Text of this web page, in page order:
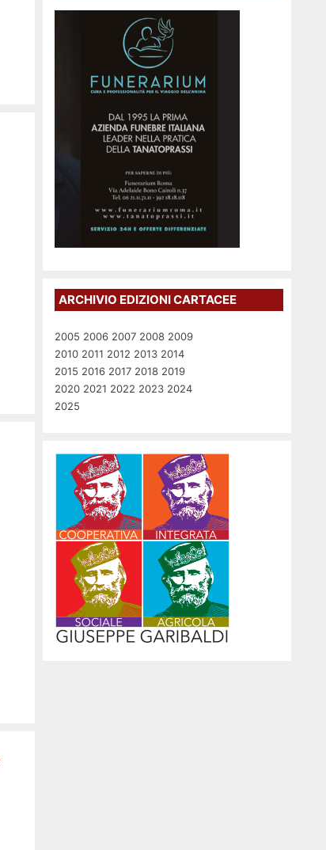
ARCHIVIO EDIZIONI CARTACEE
2005 2006 2007 2008 2009
2010 2011 2012 2013 2014
2015 2016 2017 2018 2019
2020 2021 2022 2023 2024
2025